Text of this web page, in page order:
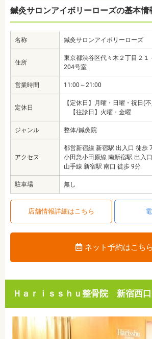
鍼灸サロンアイボリーローズの基本情
名称 鍼灸サロンアイボリーローズ
住所
東京都渋谷区代々木２丁目２１
204号室
営業時間 11:00～21:00
定休日
【定休日】月曜・日曜・祝日(
【往診日】火曜・金曜
ジャンル 整体/鍼灸院
アクセス
都営新宿線 新宿駅 出入口 徒歩
小田急小田原線 南新宿駅 出入
山手線 新宿駅 南口 徒歩 9分
駐車場 無し
店舗情報詳細はこちら
ネット予約はこちら
Ｈａｒｉｓｓｈｕ整骨院 新宿西